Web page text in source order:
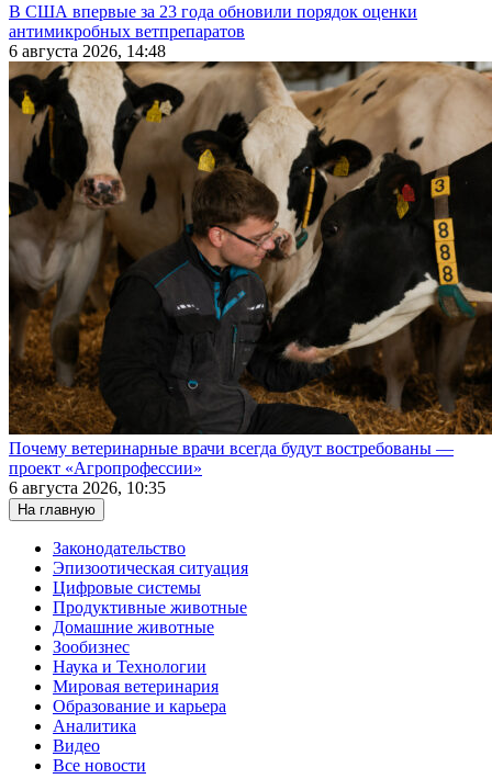
В США впервые за 23 года обновили порядок оценки
антимикробных ветпрепаратов
6 августа 2026, 14:48
Почему ветеринарные врачи всегда будут востребованы —
проект «Агропрофессии»
6 августа 2026, 10:35
На главную
Законодательство
Эпизоотическая ситуация
Цифровые системы
Продуктивные животные
Домашние животные
Зообизнес
Наука и Технологии
Мировая ветеринария
Образование и карьера
Аналитика
Видео
Все новости